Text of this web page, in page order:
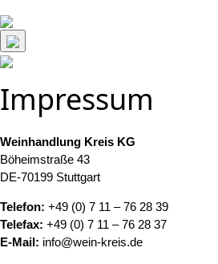
Impressum
Weinhandlung Kreis KG
Böheimstraße 43
DE-70199 Stuttgart
Telefon: +49 (0) 7 11 – 76 28 39
Telefax: +49 (0) 7 11 – 76 28 37
E-Mail: info@wein-kreis.de